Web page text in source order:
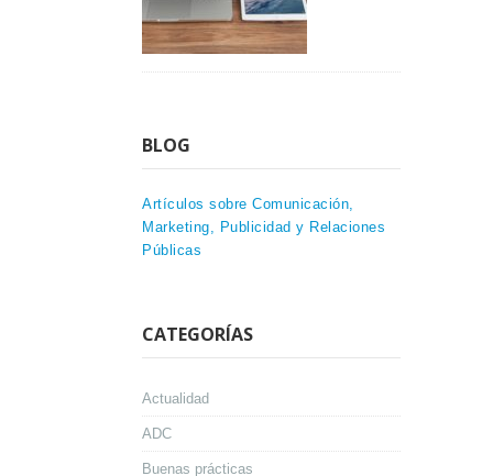
BLOG
Artículos sobre Comunicación,
Marketing, Publicidad y Relaciones
Públicas
CATEGORÍAS
Actualidad
ADC
Buenas prácticas